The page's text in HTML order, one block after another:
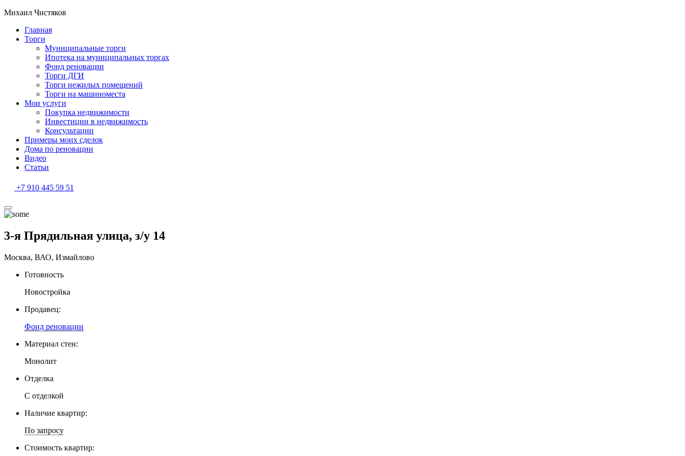
Михаил Чистяков
Главная
Торги
Муниципальные торги
Ипотека на муниципальных торгах
Фонд реновации
Торги ДГИ
Торги нежилых помещений
Торги на машиноместа
Мои услуги
Покупка недвижимости
Инвестиции в недвижимость
Консультации
Примеры моих сделок
Дома по реновации
Видео
Статьи
+7 910 445 59 51
3-я Прядильная улица, з/у 14
Москва, ВАО, Измайлово
Готовность
Новостройка
Продавец:
Фонд реновации
Материал стен:
Монолит
Отделка
С отделкой
Наличие квартир:
По запросу
Стоимость квартир: